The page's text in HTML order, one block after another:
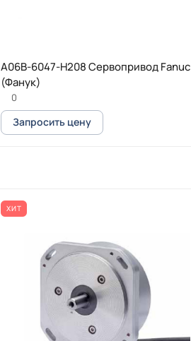
A06B-6047-H208 Сервопривод Fanuc
(Фанук)
0
Запросить цену
ХИТ